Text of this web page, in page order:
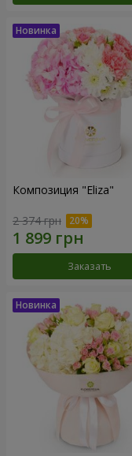
Композиция "Eliza"
2 374 грн
Заказать